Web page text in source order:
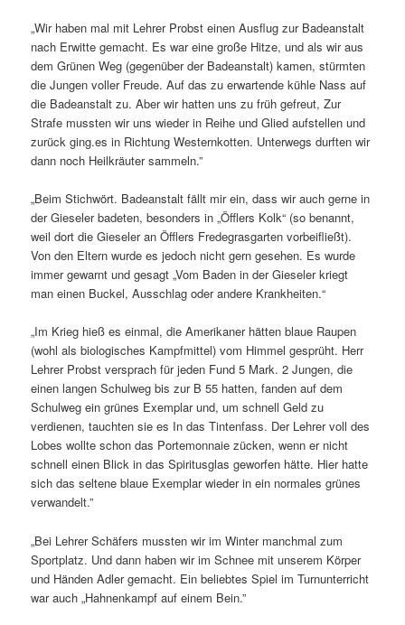
„Wir haben mal mit Lehrer Probst einen Ausflug zur Badeanstalt
nach Erwitte gemacht. Es war eine große Hitze, und als wir aus
dem Grünen Weg (gegenüber der Badeanstalt) kamen, stürmten
die Jungen voller Freude. Auf das zu erwartende kühle Nass auf
die Badeanstalt zu. Aber wir hatten uns zu früh gefreut, Zur
Strafe mussten wir uns wieder in Reihe und Glied aufstellen und
zurück ging.es in Richtung Westernkotten. Unterwegs durften wir
dann noch Heilkräuter sammeln.”
„Beim Stichwört. Badeanstalt fällt mir ein, dass wir auch gerne in
der Gieseler badeten, besonders in „Öfflers Kolk“ (so benannt,
weil dort die Gieseler an Öfflers Fredegrasgarten vorbeifließt).
Von den Eltern wurde es jedoch nicht gern gesehen. Es wurde
immer gewarnt und gesagt „Vom Baden in der Gieseler kriegt
man einen Buckel, Ausschlag oder andere Krankheiten.“
„Im Krieg hieß es einmal, die Amerikaner hätten blaue Raupen
(wohl als biologisches Kampfmittel) vom Himmel gesprüht. Herr
Lehrer Probst versprach für jeden Fund 5 Mark. 2 Jungen, die
einen langen Schulweg bis zur B 55 hatten, fanden auf dem
Schulweg ein grünes Exemplar und, um schnell Geld zu
verdienen, tauchten sie es In das Tintenfass. Der Lehrer voll des
Lobes wollte schon das Portemonnaie zücken, wenn er nicht
schnell einen Blick in das Spiritusglas geworfen hätte. Hier hatte
sich das seltene blaue Exemplar wieder in ein normales grünes
verwandelt.”
„Bei Lehrer Schäfers mussten wir im Winter manchmal zum
Sportplatz. Und dann haben wir im Schnee mit unserem Körper
und Händen Adler gemacht. Ein beliebtes Spiel im Turnunterricht
war auch „Hahnenkampf auf einem Bein.”